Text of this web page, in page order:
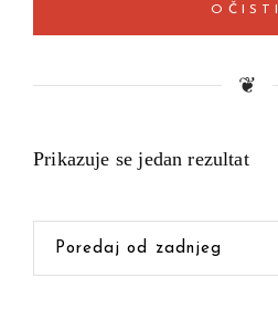
Prikazuje se jedan rezultat
Poredaj od zadnjeg
OČISTI
❦